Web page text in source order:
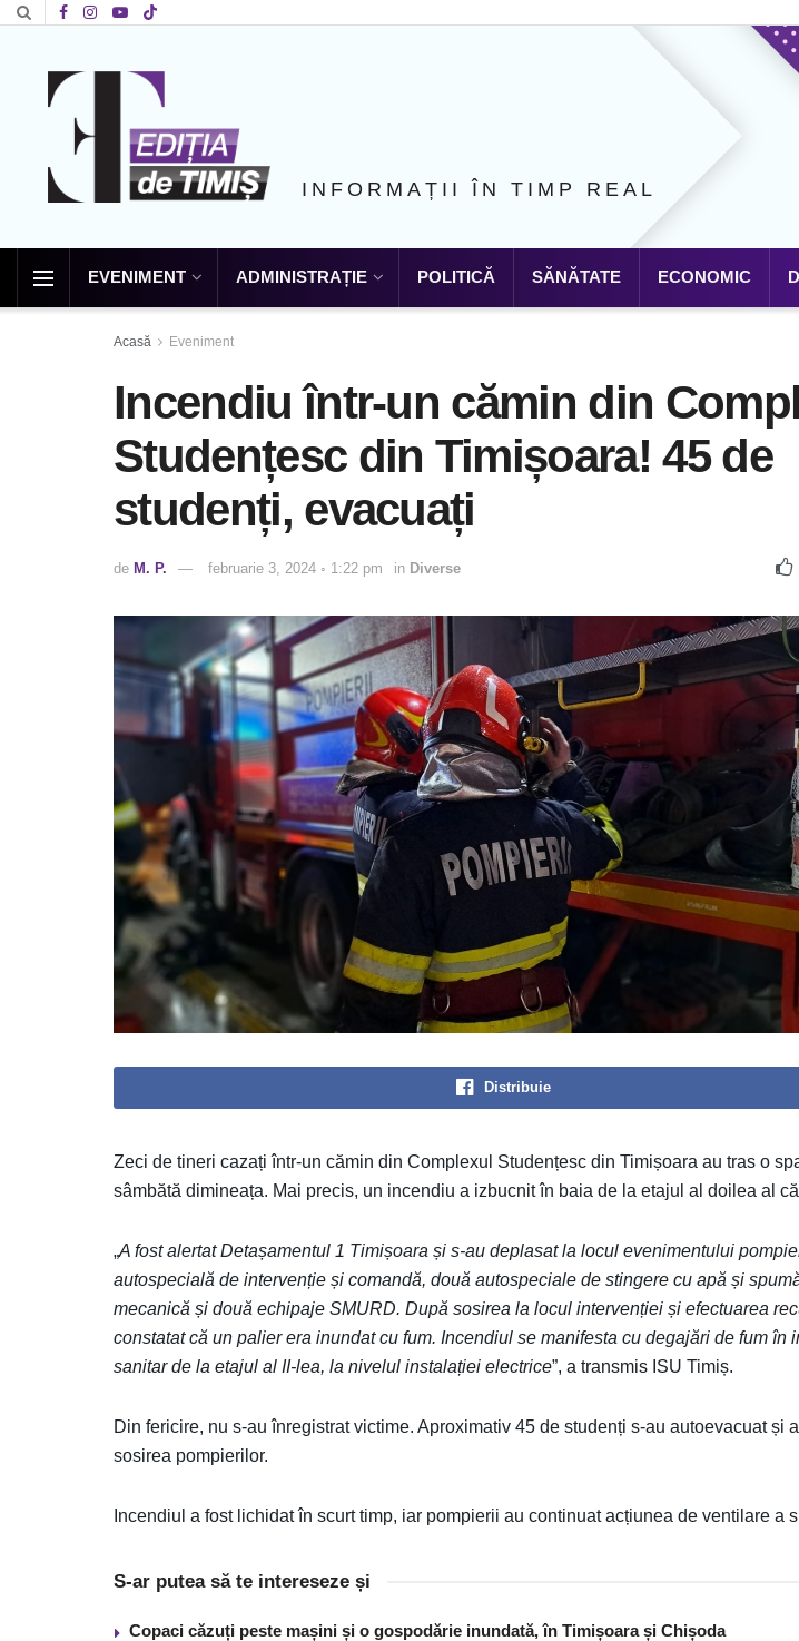
INFORMAȚII ÎN TIMP REAL
EVENIMENT ADMINISTRAȚIE POLITICĂ SĂNĂTATE ECONOMIC
Acasă Eveniment
Incendiu într-un cămin din
Studențesc din Timișoara! 45 de
studenți, evacuați
de M. P. februarie 3, 2024 ◦ 1:22 pm in Diverse
Distribuie
Zeci de tineri cazați într-un cămin din Complexul Studențesc din Timișoara au tras o
sâmbătă dimineața. Mai precis, un incendiu a izbucnit în baia de la etajul al doilea al
„A fost alertat Detașamentul 1 Timișoara și s-au deplasat la locul evenimentului
autospecială de intervenție și comandă, două autospeciale de stingere cu apă și
mecanică și două echipaje SMURD. După sosirea la locul intervenției și efectuarea
constatat că un palier era inundat cu fum. Incendiul se manifesta cu degajări de fum în
sanitar de la etajul al II-lea, la nivelul instalației electrice”, a transmis ISU Timiș.
Din fericire, nu s-au înregistrat victime. Aproximativ 45 de studenți s-au autoevacuat și
sosirea pompierilor.
Incendiul a fost lichidat în scurt timp, iar pompierii au continuat acțiunea de ventilare a
S-ar putea să te intereseze și
Copaci căzuți peste mașini și o gospodărie inundată, în Timișoara și Chișoda